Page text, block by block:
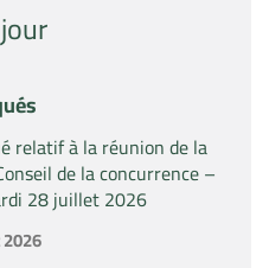
relatif à la réunion de la
de la concurrence –
28 juillet 2026